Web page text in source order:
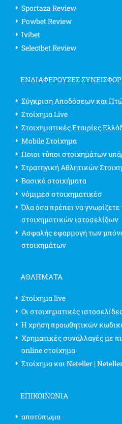
Sportaza Review
Powbet Review
Ivibet
Selectbet Review
ΕΝΔΙΑΦΈΡΟΥΣΕΣ
Σύγκριση Αποδόσεων και
Στοίχημα Live
Στοιχηματικές Εταιρίες
Mobile Στοίχημα
Ποιοι τύποι στοιχημάτων
Στρατηγική Αθλητικών
Βασικά στοιχήματα
νόμιμεσ στοιχηματικέσ
Όλα όσα πρέπει να
στοιχηματικών ιστοσελίδων
Ασφαλής εφαρμογή των
στοιχημάτων
ΑΘΛΗΜΑΤΑ
Στοίχημα live
Οι στοιχηματικές
Η χρήση προωθητικών
Χρηματικές συναλλαγές με
online στοίχημα
Στοίχημα και Neteller |
ΕΠΙΚΟΙΝΩΝΊΑ
αποτύπωμα